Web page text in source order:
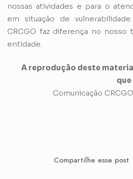
nossas atividades e para o
em situação de
CRCGO faz diferença no nosso
entidade.
A reprodução deste
Comunicação
Compartilhe esse post